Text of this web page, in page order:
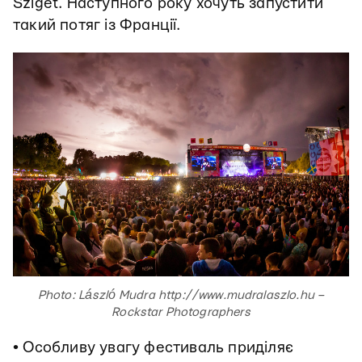
Sziget. Наступного року хочуть запустити
такий потяг із Франції.
Photo: László Mudra http://www.mudralaszlo.hu –
Rockstar Photographers
• Особливу увагу фестиваль приділяє